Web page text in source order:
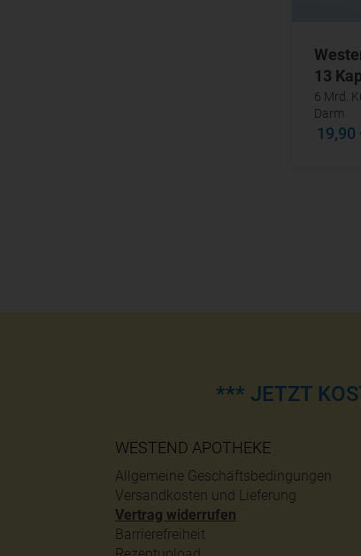
13
6 Mrd.
Darm
19,90
*** JETZT
WESTEND APOTHEKE
Allgemeine Geschäftsbedingungen
Versandkosten und Lieferung
Vertrag widerrufen
Barrierefreiheit